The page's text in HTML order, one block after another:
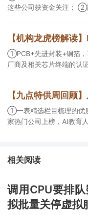
这些公司获资金关注； ②跟踪有色行业动态，覆盖铜矿格局、现货
①PCB+先进封装+铜箔，
厂商及相关芯片终端的认
等方面具有丰富经验，
产的合规资质，这家公司
①一表精选栏目梳理的优
家热门公司上榜，AI教育人气公
角前瞻产业供需情况，提
相关阅读
调用CPU要排
拟批量关停虚拟